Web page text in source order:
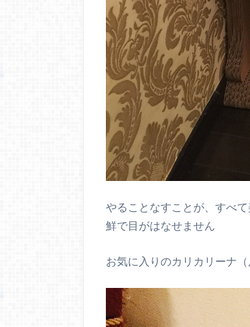
やることなすことが、すべ
鮮で目がはなせません
お気に入りのカリカリーナ（